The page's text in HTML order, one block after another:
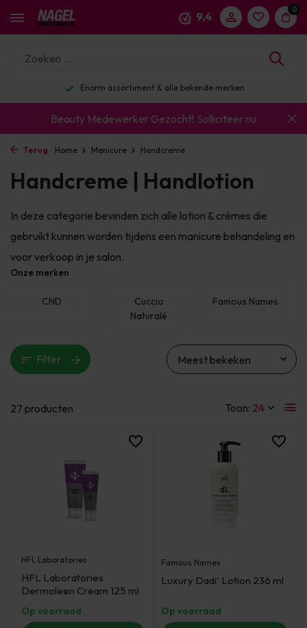
9,4
0
Enorm assortiment & alle bekende merken
Beauty Medewerker Gezocht! Solliciteer nu
Terug Home Manicure Handcreme
Handcreme | Handlotion
In deze categorie bevinden zich alle lotion & crèmes die
gebruikt kunnen worden tijdens een manicure behandeling en
voor verkoop in je salon.
Onze merken
CND
Cuccio
Naturalé
Famous Names
Filter
27 producten Toon:
HFL Laboratories
HFL Laboratories
Dermoleen Cream 125 ml
Op voorraad
Famous Names
Luxury Dadi' Lotion 236 ml
Op voorraad